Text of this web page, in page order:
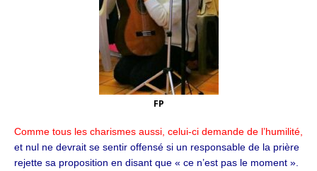
FP
Comme tous les charismes aussi, celui-ci demande de l’humilité,
et nul ne devrait se sentir offensé si un responsable de la prière
rejette sa proposition en disant que « ce n’est pas le moment ».